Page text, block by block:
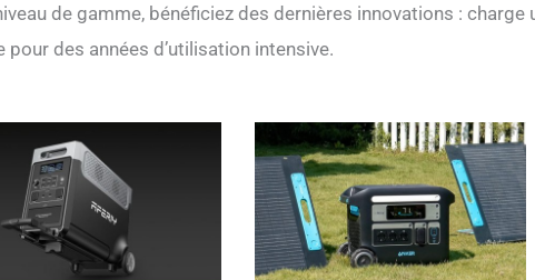
de gamme, bénéficiez des dernières innovations :
des années d’utilisation intensive.